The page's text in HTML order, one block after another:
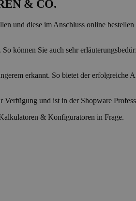
& CO.
und diese im Anschluss online
können Sie auch sehr
erkannt. So bietet der erfolgreiche
und ist in der Shopware
& Konfiguratoren in Frage.